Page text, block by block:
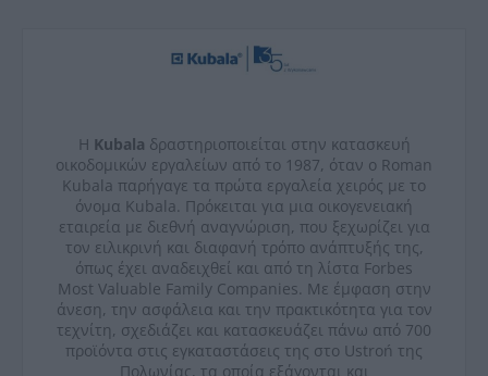
Η Kubala δραστηριοποιείται στην κατασκευή
οικοδομικών εργαλείων από το 1987, όταν ο Roman
Kubala παρήγαγε τα πρώτα εργαλεία χειρός με το
όνομα Kubala. Πρόκειται για μια οικογενειακή
εταιρεία με διεθνή αναγνώριση, που ξεχωρίζει για
τον ειλικρινή και διαφανή τρόπο ανάπτυξής της,
όπως έχει αναδειχθεί και από τη λίστα Forbes
Most Valuable Family Companies. Με έμφαση στην
άνεση, την ασφάλεια και την πρακτικότητα για τον
τεχνίτη, σχεδιάζει και κατασκευάζει πάνω από 700
προϊόντα στις εγκαταστάσεις της στο Ustroń της
Πολωνίας, τα οποία εξάγονται και